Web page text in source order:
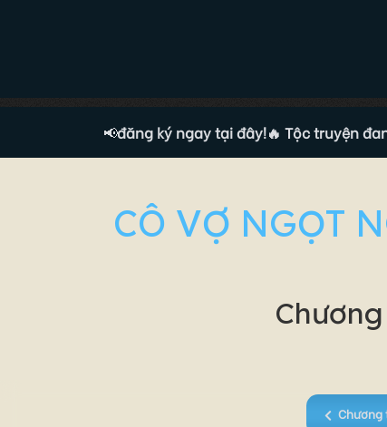
📢
Tác giả, đăng ký ngay tại đây!🔥 Tộc truyện đang
CÔ VỢ NGỌT
Chương